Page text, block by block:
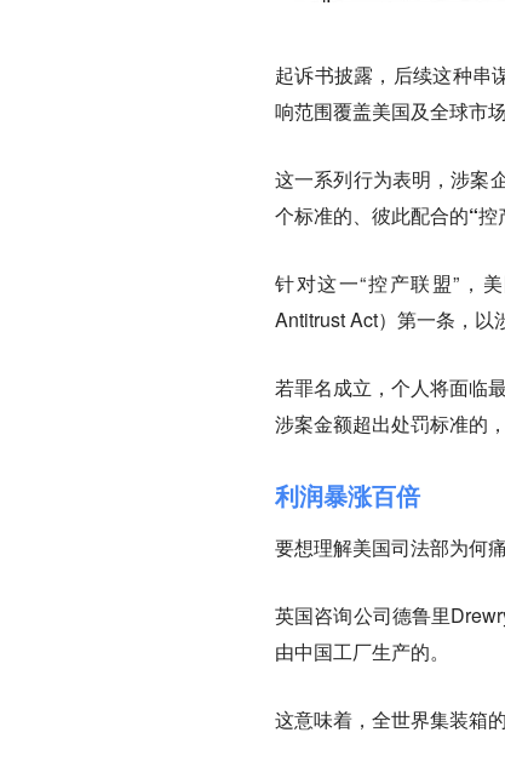
起诉书披露，后续这种串
响范围覆盖美国及全球市场
这一系列行为表明，涉案
个标准的、彼此配合的“控
针对这一“控产联盟”，
Antitrust Act）第一条，以
若罪名成立，个人将面临
涉案金额超出处罚标准的
利润暴涨百倍
要想理解美国司法部为何
英国咨询公司德鲁里
由中国工厂生产的。
这意味着，全世界集装箱